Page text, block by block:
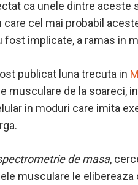
ca unele dintre
care cel mai probabil
fost implicate, a ramas in
publicat luna trecuta in
musculare de la soareci,
in moduri care imita
de masa,
musculare le elibereaza